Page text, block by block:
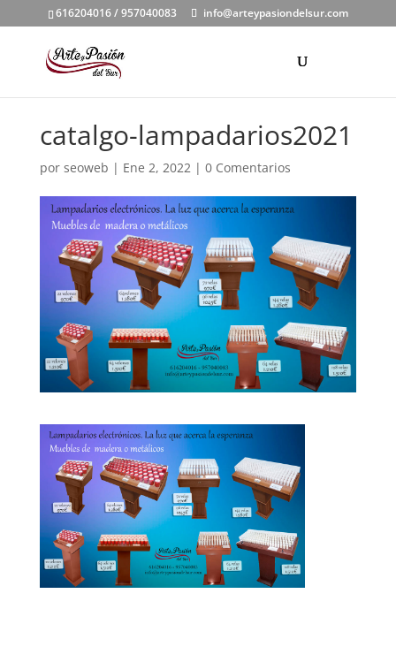
616204016 / 957040083 info@arteypasiondelsur.com
catalgo-lampadarios2021
por seoweb | Ene 2, 2022| 0 Comentarios